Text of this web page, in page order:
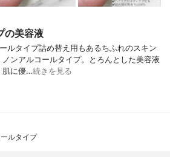
の美容液
ルタイプ詰め替え用もあるちふれのスキン
ンアルコールタイプ。とろんとした美容液
肌に優…続きを見る
ルタイプ